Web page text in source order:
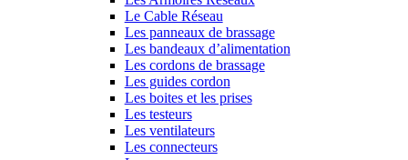
Le Cable Réseau
Les panneaux de brassage
Les bandeaux d’alimentation
Les cordons de brassage
Les guides cordon
Les boites et les prises
Les testeurs
Les ventilateurs
Les connecteurs